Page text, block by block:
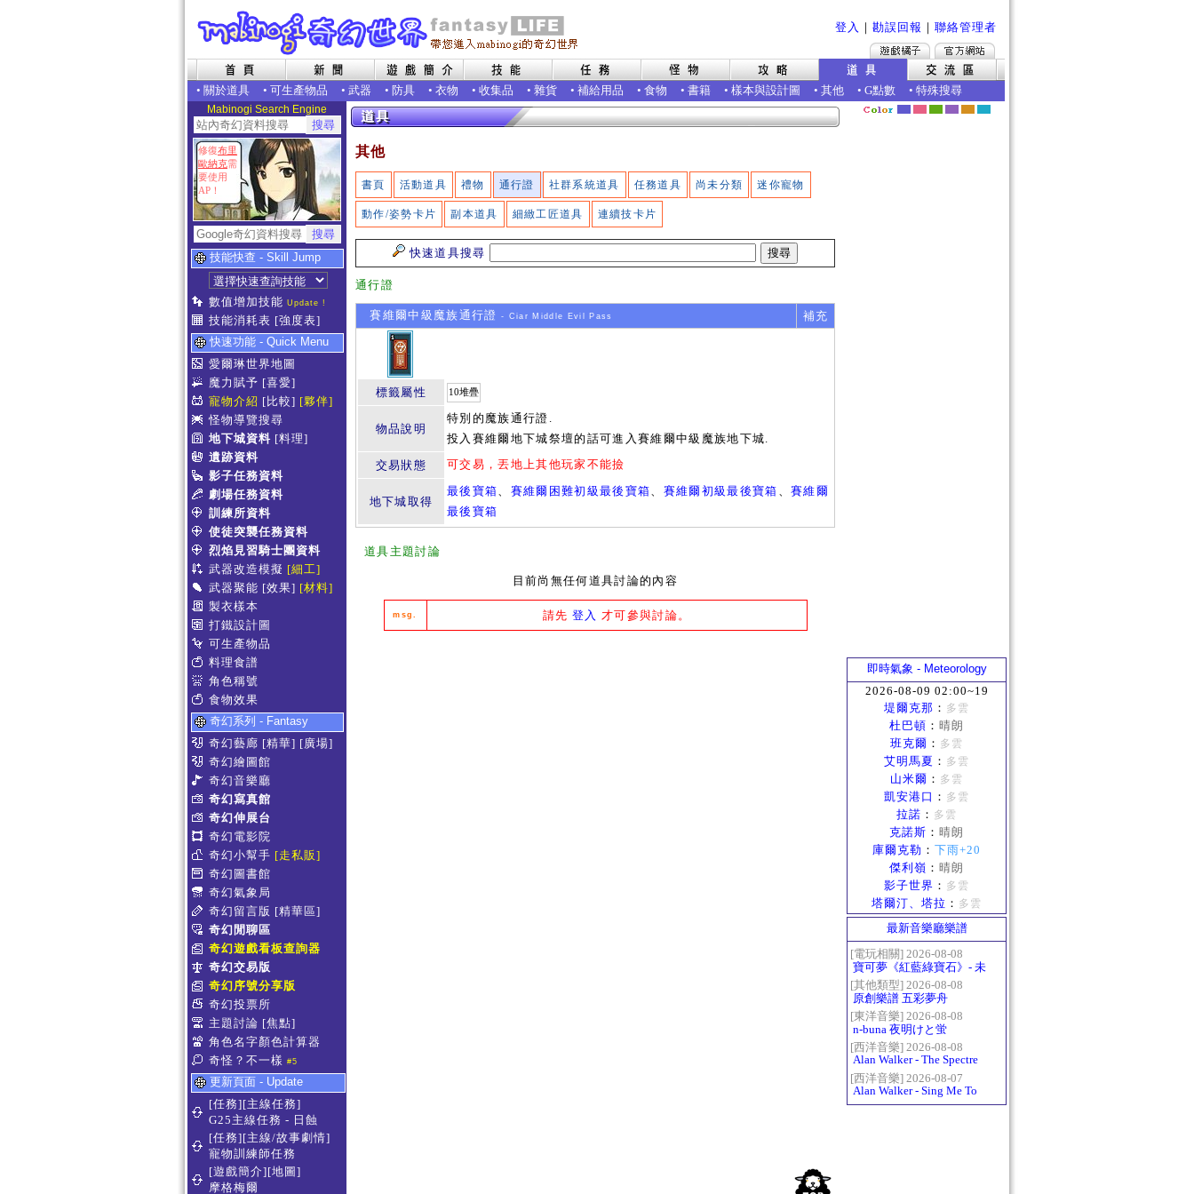
登入 ｜ 勘誤回報 ｜ 聯絡管理者
• 關於道具 • 可生產物品 • 武器 • 防具 • 衣物 • 收集品 • 雜貨 • 補給用品 • 食物 • 書籍 • 樣本與設計圖 • 其他 • G點數 • 特殊搜尋
Mabinogi Search Engine
修復布里
歐納克需
要使用
AP！
技能快查 - Skill Jump
數值增加技能 Update !
技能消耗表 [強度表]
快速功能 - Quick Menu
愛爾琳世界地圖
魔力賦予 [喜愛]
寵物介紹 [比較] [夥伴]
怪物導覽搜尋
地下城資料 [料理]
遺跡資料
影子任務資料
劇場任務資料
訓練所資料
使徒突襲任務資料
烈焰見習騎士團資料
武器改造模擬 [細工]
武器聚能 [效果] [材料]
製衣樣本
打鐵設計圖
可生產物品
料理食譜
角色稱號
食物效果
奇幻系列 - Fantasy
奇幻藝廊 [精華] [廣場]
奇幻繪圖館
奇幻音樂廳
奇幻寫真館
奇幻伸展台
奇幻電影院
奇幻小幫手 [走私販]
奇幻圖書館
奇幻氣象局
奇幻留言版 [精華區]
奇幻閒聊區
奇幻遊戲看板查詢器
奇幻交易版
奇幻序號分享版
奇幻投票所
主題討論 [焦點]
角色名字顏色計算器
奇怪？不一樣 #5
更新頁面 - Update
[任務][主線任務]
G25主線任務 - 日蝕
[任務][主線/故事劇情]
寵物訓練師任務
[遊戲簡介][地圖]
摩格梅爾
其他
書頁 活動道具 禮物 通行證 社群系統道具 任務道具 尚未分類 迷你寵物
動作/姿勢卡片 副本道具 細緻工匠道具 連續技卡片
快速道具搜尋
通行證
賽維爾中級魔族通行證 - Ciar Middle Evil Pass 補充
標籤屬性 10堆疊
物品說明
特別的魔族通行證.
投入賽維爾地下城祭壇的話可進入賽維爾中級魔族地下城.
交易狀態
可交易，丟地上其他玩家不能撿
地下城取得
最後寶箱、 賽維爾困難初級最後寶箱、 賽維爾初級最後寶箱 、賽維爾
最後寶箱
道具主題討論
目前尚無任何道具討論的內容
msg. 請先 登入 才可參與討論。
即時氣象 - Meteorology
2026-08-09 02:00~19
堤爾克那 ： 多雲
杜巴頓 ： 晴朗
班克爾 ： 多雲
艾明馬夏 ： 多雲
山米爾 ： 多雲
凱安港口 ： 多雲
拉諾 ： 多雲
克諾斯 ： 晴朗
庫爾克勒 ： 下雨+20
傑利嶺 ： 晴朗
影子世界 ： 多雲
塔爾汀、塔拉 ： 多雲
最新音樂廳樂譜
[電玩相關] 2026-08-08
寶可夢《紅藍綠寶石》- 未
白鎮BGM (Littleroot Town)
[其他類型] 2026-08-08
原創樂譜 五彩夢舟
[東洋音樂] 2026-08-08
n-buna 夜明けと蛍
[西洋音樂] 2026-08-08
Alan Walker - The Spectre
[西洋音樂] 2026-08-07
Alan Walker - Sing Me To
Sleep